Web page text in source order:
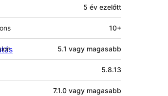
5 év ezelőtt
10+
5.1 vagy magasabb
5.8.13
7.1.0 vagy magasabb